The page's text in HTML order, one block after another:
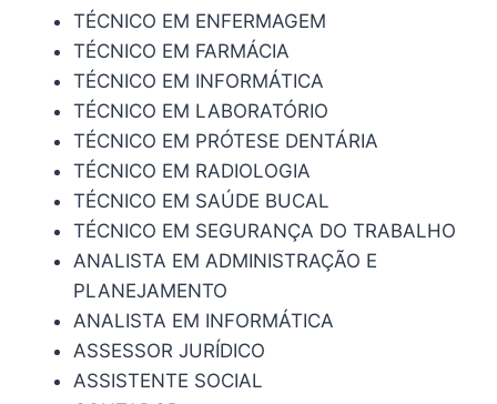
TÉCNICO EM ENFERMAGEM
TÉCNICO EM FARMÁCIA
TÉCNICO EM INFORMÁTICA
TÉCNICO EM LABORATÓRIO
TÉCNICO EM PRÓTESE DENTÁRIA
TÉCNICO EM RADIOLOGIA
TÉCNICO EM SAÚDE BUCAL
TÉCNICO EM SEGURANÇA DO TRABALHO
ANALISTA EM ADMINISTRAÇÃO E
PLANEJAMENTO
ANALISTA EM INFORMÁTICA
ASSESSOR JURÍDICO
ASSISTENTE SOCIAL